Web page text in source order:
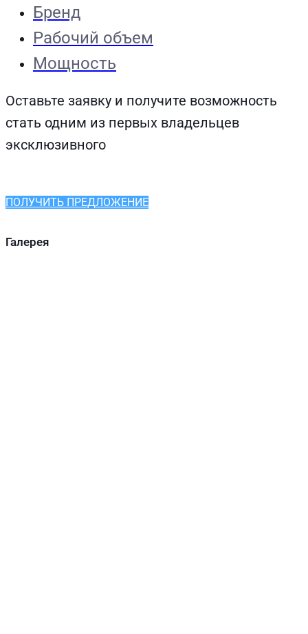
Бренд
Рабочий объем
Мощность
Оставьте заявку и получите возможность
стать одним из первых владельцев
эксклюзивного
ПОЛУЧИТЬ ПРЕДЛОЖЕНИЕ
Галерея